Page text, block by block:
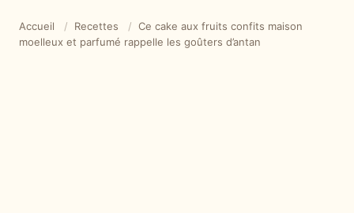
Accueil / Recettes / Ce cake aux fruits confits maison
moelleux et parfumé rappelle les goûters d’antan